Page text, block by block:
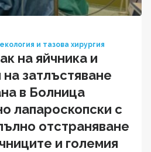
и тазова хирургия
на яйчника и
затлъстяване
в Болница
лапароскопски с
отстраняване
и големия